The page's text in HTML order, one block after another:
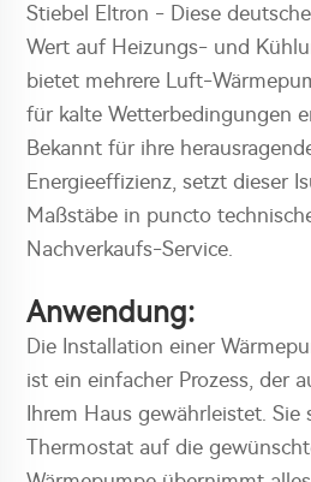
Stiebel Eltron - Diese
Wert auf Heizungs- und
bietet mehrere Luft-
für kalte Wetterbedingungen
Bekannt für ihre
Energieeffizienz, setzt dieser
Maßstäbe in puncto
Nachverkaufs-Service.
Anwendung:
Die Installation einer
ist ein einfacher Prozess, der
Ihrem Haus gewährleistet.
Thermostat auf die